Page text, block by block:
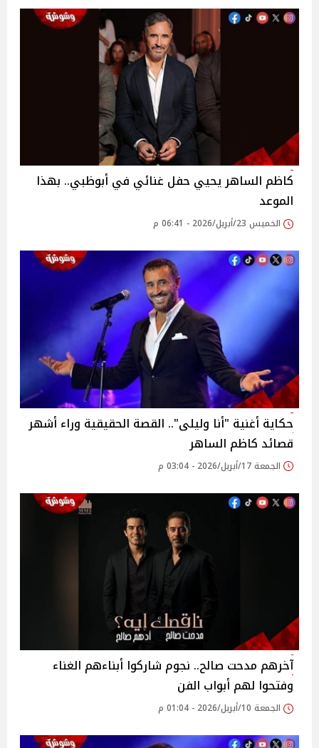
كاظم الساهر يحيي حفل غنائي في أبوظبي.. بهذا
الموعد
الخميس 23/أبريل/2026 - 06:41 م
حكاية أغنية "أنا وليلى".. القصة الحقيقية وراء أشهر
قصائد كاظم الساهر
الجمعة 17/أبريل/2026 - 03:04 م
آخرهم مدحت صالح.. نجوم شاركوا أبناءهم الغناء
وفتحوا لهم أبواب الفن
الجمعة 10/أبريل/2026 - 01:04 م